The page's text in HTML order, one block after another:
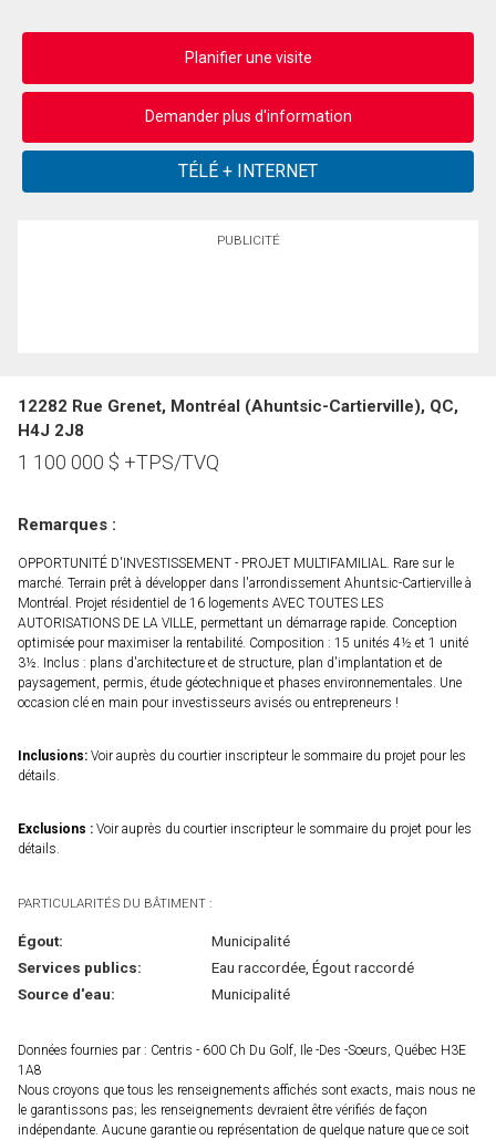
Planifier une visite
Demander plus d'information
PUBLICITÉ
12282 Rue Grenet, Montréal (Ahuntsic-Cartierville), QC,
H4J 2J8
1 100 000 $ +TPS/TVQ
Remarques :
OPPORTUNITÉ D'INVESTISSEMENT - PROJET MULTIFAMILIAL. Rare sur le
marché. Terrain prêt à développer dans l'arrondissement Ahuntsic-Cartierville à
Montréal. Projet résidentiel de 16 logements AVEC TOUTES LES
AUTORISATIONS DE LA VILLE, permettant un démarrage rapide. Conception
optimisée pour maximiser la rentabilité. Composition : 15 unités 4½ et 1 unité
3½. Inclus : plans d'architecture et de structure, plan d'implantation et de
paysagement, permis, étude géotechnique et phases environnementales. Une
occasion clé en main pour investisseurs avisés ou entrepreneurs !
Inclusions: Voir auprès du courtier inscripteur le sommaire du projet pour les
détails.
Exclusions : Voir auprès du courtier inscripteur le sommaire du projet pour les
détails.
PARTICULARITÉS DU BÂTIMENT :
Égout:
Municipalité
Services publics:
Eau raccordée, Égout raccordé
Source d'eau:
Municipalité
Données fournies par : Centris - 600 Ch Du Golf, Ile -Des -Soeurs, Québec H3E
1A8
Nous croyons que tous les renseignements affichés sont exacts, mais nous ne
le garantissons pas; les renseignements devraient être vérifiés de façon
indépendante. Aucune garantie ou représentation de quelque nature que ce soit